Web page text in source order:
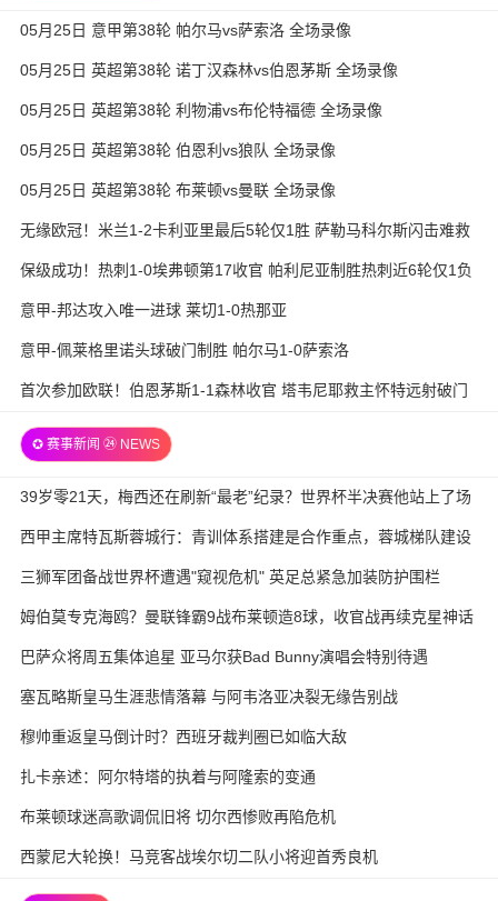
05月25日 意甲第38轮 帕尔马vs萨索洛 全场录像
05月25日 英超第38轮 诺丁汉森林vs伯恩茅斯 全场录像
05月25日 英超第38轮 利物浦vs布伦特福德 全场录像
05月25日 英超第38轮 伯恩利vs狼队 全场录像
05月25日 英超第38轮 布莱顿vs曼联 全场录像
无缘欧冠！米兰1-2卡利亚里最后5轮仅1胜 萨勒马科尔斯闪击难救
主
保级成功！热刺1-0埃弗顿第17收官 帕利尼亚制胜热刺近6轮仅1负
意甲-邦达攻入唯一进球 莱切1-0热那亚
意甲-佩莱格里诺头球破门制胜 帕尔马1-0萨索洛
首次参加欧联！伯恩茅斯1-1森林收官 塔韦尼耶救主怀特远射破门
✪ 赛事新闻 ㉔ NEWS
39岁零21天，梅西还在刷新“最老”纪录？世界杯半决赛他站上了场
西甲主席特瓦斯蓉城行：青训体系搭建是合作重点，蓉城梯队建设
待加强
三狮军团备战世界杯遭遇"窥视危机" 英足总紧急加装防护围栏
姆伯莫专克海鸥？曼联锋霸9战布莱顿造8球，收官战再续克星神话
巴萨众将周五集体追星 亚马尔获Bad Bunny演唱会特别待遇
塞瓦略斯皇马生涯悲情落幕 与阿韦洛亚决裂无缘告别战
穆帅重返皇马倒计时？西班牙裁判圈已如临大敌
扎卡亲述：阿尔特塔的执着与阿隆索的变通
布莱顿球迷高歌调侃旧将 切尔西惨败再陷危机
西蒙尼大轮换！马竞客战埃尔切二队小将迎首秀良机